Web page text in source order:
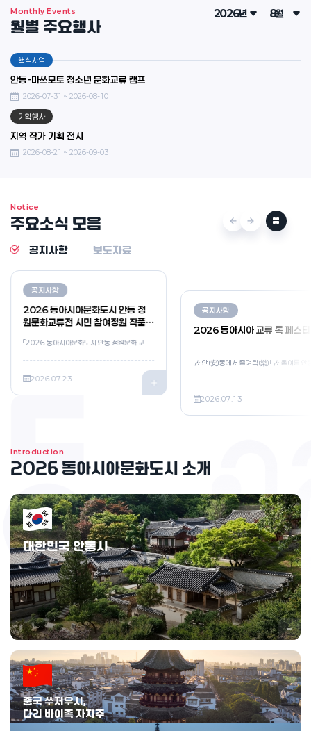
Monthly Events
월별 주요행사
핵심사업
안동-마쓰모토 청소년 문화교류 캠프
2026-07-31 ~ 2026-08-10
기획행사
지역 작가 기획 전시
2026-08-21 ~ 2026-09-03
Notice
주요소식 모음
공지사항 보도자료
공지사항
2026 동아시아문화도시 안동 정
원문화교류전 시민 참여정원 작품
「2026 동아시아문화도시 안동 정원문화 교류전」 시민 참여정원 작품 공모에 관심을 가지고 참여해 주신 모든 분들께 진심으로 감사드립니다. 공정한 심사를 거쳐 선정된 시민 참여정원 작품 공모 선정 결과를 아래와 같이 발표합니다. 선정된 팀에게는 향후 일정 및 정원 조성 관련 사항을 개별 안내드릴 예정입니다. □ 선정 결과 ○ 선정(15팀) *접수번호 순 1. 세잎클로버 - 종가의 뜰 2. 초록공작소 - 월영정원, 안동의 달빛을 품다 3. 올꽃 - 올올이 피어나는 꽃길 4. 경북멋쟁이 - 한 올, 한 포기 - 안동의 결 5. 배움의 길, 학습의 정원 - 배움으로 이어진 안동의 정신문화 - 학습으로 수용한 신앙과 삶 6. 포레스트권'S - 안개가 머무는 안동 사계정원 7. 안동랩 - 매화를 바라보다 - 퇴계의 사유정원 8. 그린스톡 - 안동, 초록을 배당하다 9. 첨성브라더스 - 유토피아(由土披雅) : 안동이 품은 낙원 10. Team 결(結) - 시간을 품은 정원 11. 몽글 - 안동포, 敬(경)을 담다 12. 동그리 - 모감주 아래, 안동을 담다 13. 정원을 그리는 화가 - 안동, 화_폭을 그리다. 14. 사브작 - 예안(禮安) 15. 포동포동 - 안동에 간 고등어 ○ 예비 : 3팀 1. 석기모리 - 안동의 평화 정원 2. 큰속새 - 산불속에서 피어나는 회복의정원 3. 사잇결 - 안동유결(安東流結) ※ 자세한 내용은 첨부된 공고문을 확인하여 주시기 바랍니다. 공모에 참여해 주신 모든 분들께 다시 한번 감사드립니다. 앞으로도 시민 여러분의 많은 관심과 참여를 부탁드립니다.
2026.07.23
공지사항
2026 동아시아 교류 록 페스
2026.07.13
자세히보기
Introduction
2026 동아시아문화도시 소개
대한민국 안동시
하회마을, 도산서원 등 다양한 세계유산을 보유하고 있으며, 하회별신굿탈놀이
등
지역의 고유하고 독창적인 이야기와 문화예술 콘텐츠가 풍부한 도시이다.
중국 쑤저우시,
다리 바이족 자치주